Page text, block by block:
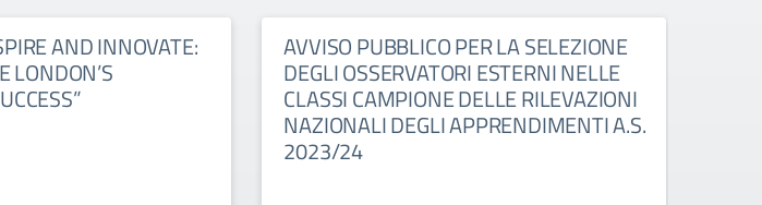
AND INNOVATE:
LONDON’S
AVVISO PUBBLICO PER LA SELEZIONE
DEGLI OSSERVATORI ESTERNI NELLE
CLASSI CAMPIONE DELLE RILEVAZIONI
NAZIONALI DEGLI APPRENDIMENTI A.S.
2023/24